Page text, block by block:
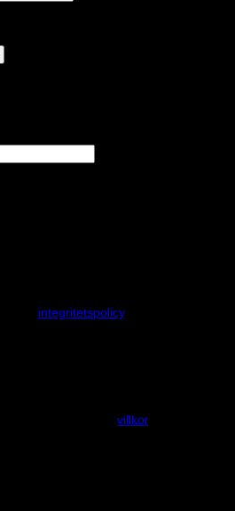
integritetspolicy.
villkor.